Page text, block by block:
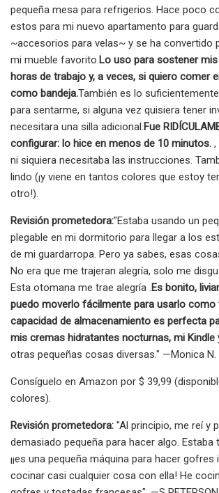
pequeña mesa para refrigerios. Hace poco
estos para mi nuevo apartamento para
~accesorios para velas~ y se ha convertido
mi mueble favorito.Lo uso para sostener
horas de trabajo y, a veces, si quiero comer
como bandeja.También es lo
para sentarme, si alguna vez quisiera tener
necesitara una silla adicional.Fue
configurar: lo hice en menos de 10 minutos. ,
ni siquiera necesitaba las instrucciones.
lindo (¡y viene en tantos colores que estoy
otro!).
Revisión prometedora:"Estaba usando un
plegable en mi dormitorio para llegar a los
de mi guardarropa. Pero ya sabes, esas
No era que me trajeran alegría, solo me
Esta otomana me trae alegría .Es bonito,
puedo moverlo fácilmente para usarlo como
capacidad de almacenamiento es perfecta
mis cremas hidratantes nocturnas, mi Kindle
otras pequeñas cosas diversas." —Monica N.
Consíguelo en Amazon por $ 39,99
colores).
Revisión prometedora: "Al principio, me reí y
demasiado pequeña para hacer algo. Estaba
¡¡es una pequeña máquina para hacer gofres
cocinar casi cualquier cosa con ella! He